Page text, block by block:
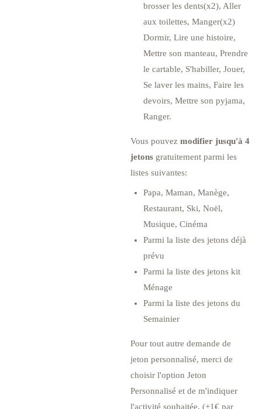
brosser les dents(x2), Aller
aux toilettes, Manger(x2)
Dormir, Lire une histoire,
Mettre son manteau, Prendre
le cartable, S'habiller, Jouer,
Se laver les mains, Faire les
devoirs, Mettre son pyjama,
Ranger.
Vous pouvez modifier jusqu'à 4
jetonsgratuitement parmi les
listes suivantes:
Papa, Maman, Manège,
Restaurant, Ski, Noël,
Musique, Cinéma
Parmi la liste des jetons déjà
prévu
Parmi la liste des jetons kit
Ménage
Parmi la liste des jetons du
Semainier
Pour tout autre demande de
jeton personnalisé, merci de
choisir l'option Jeton
Personnalisé et de m'indiquer
l'activité souhaitée. (+1€ par